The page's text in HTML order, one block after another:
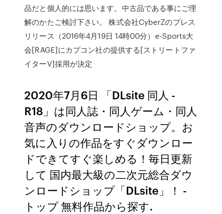
品だと個人的には思います。中古品である事にご理
解のかたご検討下さい。 株式会社CyberZのプレス
リリース（2016年4月19日 14時00分）e-Sports大
会[RAGE]にカプコン社の提供する[ストリートファ
イターV]採用が決定
2020年7月6日 「DLsite 同人 -
R18」は同人誌・同人ゲーム・同人
音声のダウンロードショップ。お
気に入りの作品をすぐダウンロー
ドできてすぐ楽しめる！毎日更新
して 国内最大級の二次元総合ダウ
ンロードショップ「DLsite」！ -
トップ 無料作品から探す.